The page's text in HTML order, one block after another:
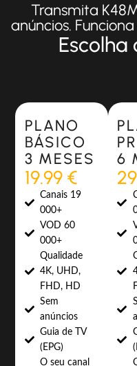
Transmita
anúncios.
Escolha
Most Popular
PLANO
BÁSICO
3 MESES
19.99 €
Canais 19
000+
VOD 60
000+
Qualidade
4K, UHD,
FHD, HD
Sem
anúncios
Guia de TV
(EPG)
O seu canal
6